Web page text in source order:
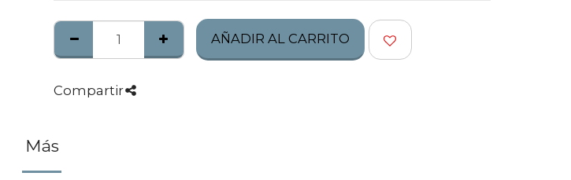
AÑADIR AL CARRITO
Compartir
Más